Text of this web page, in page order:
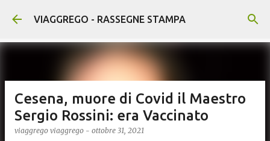
Passa ai contenuti principali
VIAGGREGO - RASSEGNE STAMPA
Cesena, muore di Covid il Maestro
Sergio Rossini: era Vaccinato
viaggrego viaggrego - ottobre 31, 2021